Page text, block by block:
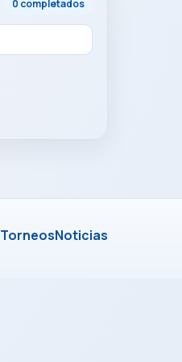
0 completados
TorneosNoticias